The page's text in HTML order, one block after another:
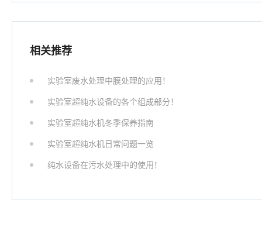
相关推荐
实验室废水处理中膜处理的应用！
实验室超纯水设备的各个组成部分！
实验室超纯水机冬季保养指南
实验室超纯水机日常问题一览
纯水设备在污水处理中的使用！